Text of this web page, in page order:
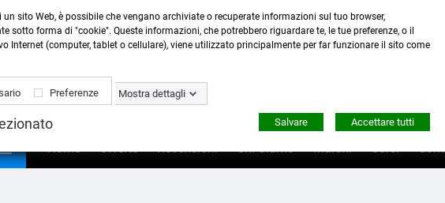
Contattaci:0423 22765- 345 8167305 -info@ardecora.it
Home Offerte Recensioni Chi Siamo Marchi Corsi
un sito Web, è possibile che vengano archiviate o recuperate informazioni sul tuo browser,
sotto forma di "cookie". Queste informazioni, che potrebbero riguardare te, le tue preferenze, o il
Internet (computer, tablet o cellulare), viene utilizzato principalmente per far funzionare il sito come
Preferenze Mostra dettagli
Accettare tutti
Salvare